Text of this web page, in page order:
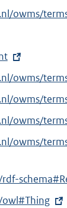
owms/
owms/
owms/
owms/
owms/